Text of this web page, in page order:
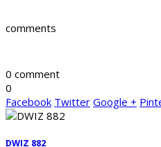
comments
0 comment
0
Facebook Twitter Google +
DWIZ 882